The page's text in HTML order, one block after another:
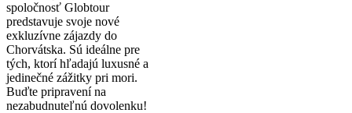
spoločnosť Globtour
predstavuje svoje nové
exkluzívne zájazdy do
Chorvátska. Sú ideálne pre
tých, ktorí hľadajú luxusné a
jedinečné zážitky pri mori.
Buďte pripravení na
nezabudnuteľnú dovolenku!